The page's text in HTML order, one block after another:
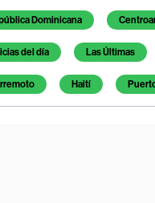
Dominicana
del día Las Últimas
Haití